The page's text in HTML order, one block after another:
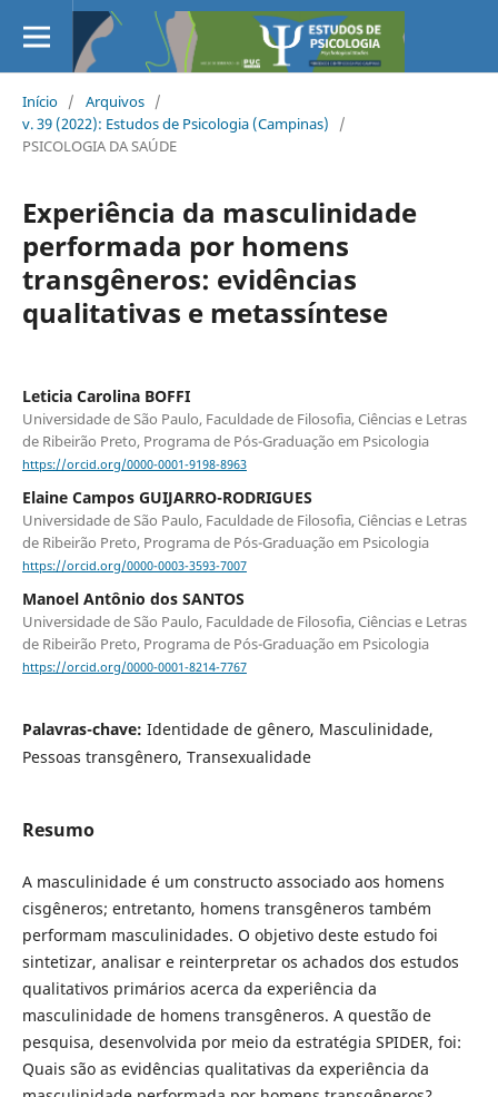
Início / Arquivos /
v. 39 (2022): Estudos de Psicologia (Campinas)
/
PSICOLOGIA DA SAÚDE
Experiência da masculinidade
performada por homens
transgêneros: evidências
qualitativas e metassíntese
Leticia Carolina BOFFI
Universidade de São Paulo, Faculdade de Filosofia, Ciências e Letras
de Ribeirão Preto, Programa de Pós-Graduação em Psicologia
https://orcid.org/0000-0001-9198-8963
Elaine Campos GUIJARRO-RODRIGUES
Universidade de São Paulo, Faculdade de Filosofia, Ciências e Letras
de Ribeirão Preto, Programa de Pós-Graduação em Psicologia
https://orcid.org/0000-0003-3593-7007
Manoel Antônio dos SANTOS
Universidade de São Paulo, Faculdade de Filosofia, Ciências e Letras
de Ribeirão Preto, Programa de Pós-Graduação em Psicologia
https://orcid.org/0000-0001-8214-7767
Palavras-chave: Identidade de gênero, Masculinidade,
Pessoas transgênero, Transexualidade
Resumo
A masculinidade é um constructo associado aos homens
cisgêneros; entretanto, homens transgêneros também
performam masculinidades. O objetivo deste estudo foi
sintetizar, analisar e reinterpretar os achados dos estudos
qualitativos primários acerca da experiência da
masculinidade de homens transgêneros. A questão de
pesquisa, desenvolvida por meio da estratégia SPIDER, foi:
Quais são as evidências qualitativas da experiência da